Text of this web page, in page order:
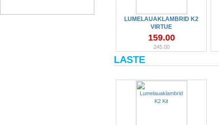
LUMELAUAKLAMBRID K2
VIRTUE
159.00
245.00
LASTE